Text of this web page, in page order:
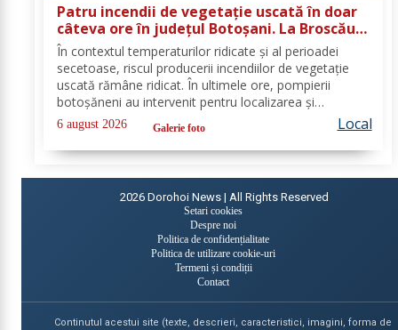
Patru incendii de vegetație uscată în doar
câteva ore în județul Botoșani. La Broscăuți
a ars un hectar de vegetație
În contextul temperaturilor ridicate și al perioadei
secetoase, riscul producerii incendiilor de vegetație
uscată rămâne ridicat. În ultimele ore, pompierii
botoșăneni au intervenit pentru localizarea și
lichidarea a patru incendii de vegetație uscată,
produse în următoarele localități: Broscăuți –...
6 august 2026 Galerie foto Local
2026 Dorohoi News | All Rights Reserved
Setari cookies
Despre noi
Politica de confidențialitate
Politica de utilizare cookie-uri
Termeni și condiții
Contact
Continutul acestui site (texte, descrieri, caracteristici, imagini, forma de